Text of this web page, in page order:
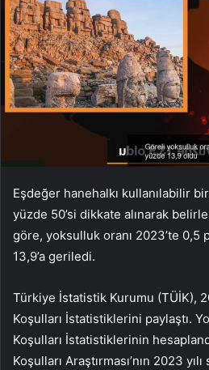
Eşdeğer hanehalkı kullanılabilir
yüzde 50’si dikkate alınarak
göre, yoksulluk oranı 2023’te 0,5
13,9’a geriledi.
Türkiye İstatistik Kurumu (TÜİK),
Koşulları İstatistiklerini paylaştı.
Koşulları İstatistiklerinin
Koşulları Araştırması’nın 2023